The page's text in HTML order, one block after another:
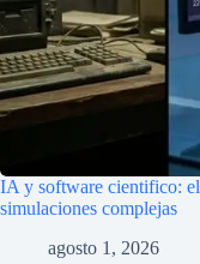
IA y software cientifico:
simulaciones complejas
agosto 1, 2026